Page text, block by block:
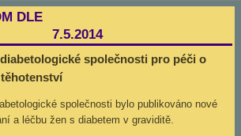
DLE
7.5.2014
společnosti pro péči o
společnosti bylo publikováno nové
a léčbu žen s diabetem v graviditě.